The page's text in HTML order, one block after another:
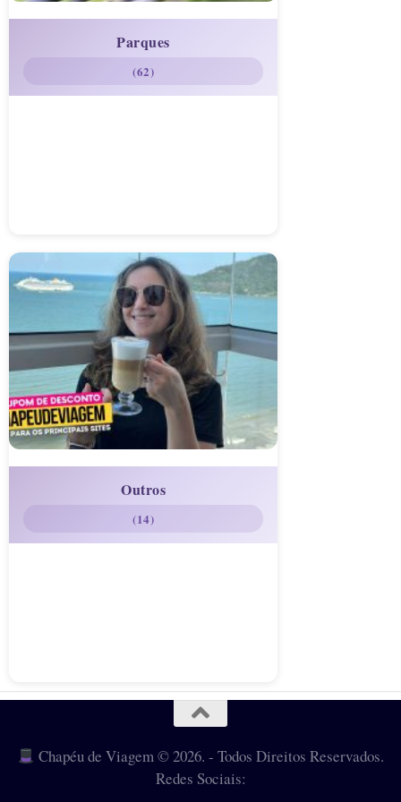
Parques
(62)
Outros
(14)
Chapéu de Viagem © 2026. - Todos Direitos Reservados.
Redes Sociais: